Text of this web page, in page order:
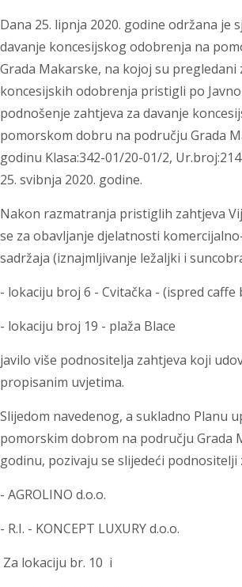
Dana 25. lipnja 2020. godine održana je
davanje koncesijskog odobrenja na
Grada Makarske, na kojoj su pregledani
koncesijskih odobrenja pristigli po
podnošenje zahtjeva za davanje
pomorskom dobru na području Grada
godinu Klasa:342-01/20-01/2,
25. svibnja 2020. godine.
Nakon razmatranja pristiglih zahtjeva
se za obavljanje djelatnosti
sadržaja (iznajmljivanje ležaljki i
- lokaciju broj 6 - Cvitačka - (ispred
- lokaciju broj 19 - plaža Blace
javilo više podnositelja zahtjeva koji
propisanim uvjetima.
Slijedom navedenog, a sukladno Planu
pomorskim dobrom na području Grada
godinu, pozivaju se slijedeći podnositelji
- AGROLINO d.o.o.
- R.I. - KONCEPT LUXURY d.o.o.
Za lokaciju br. 10 i